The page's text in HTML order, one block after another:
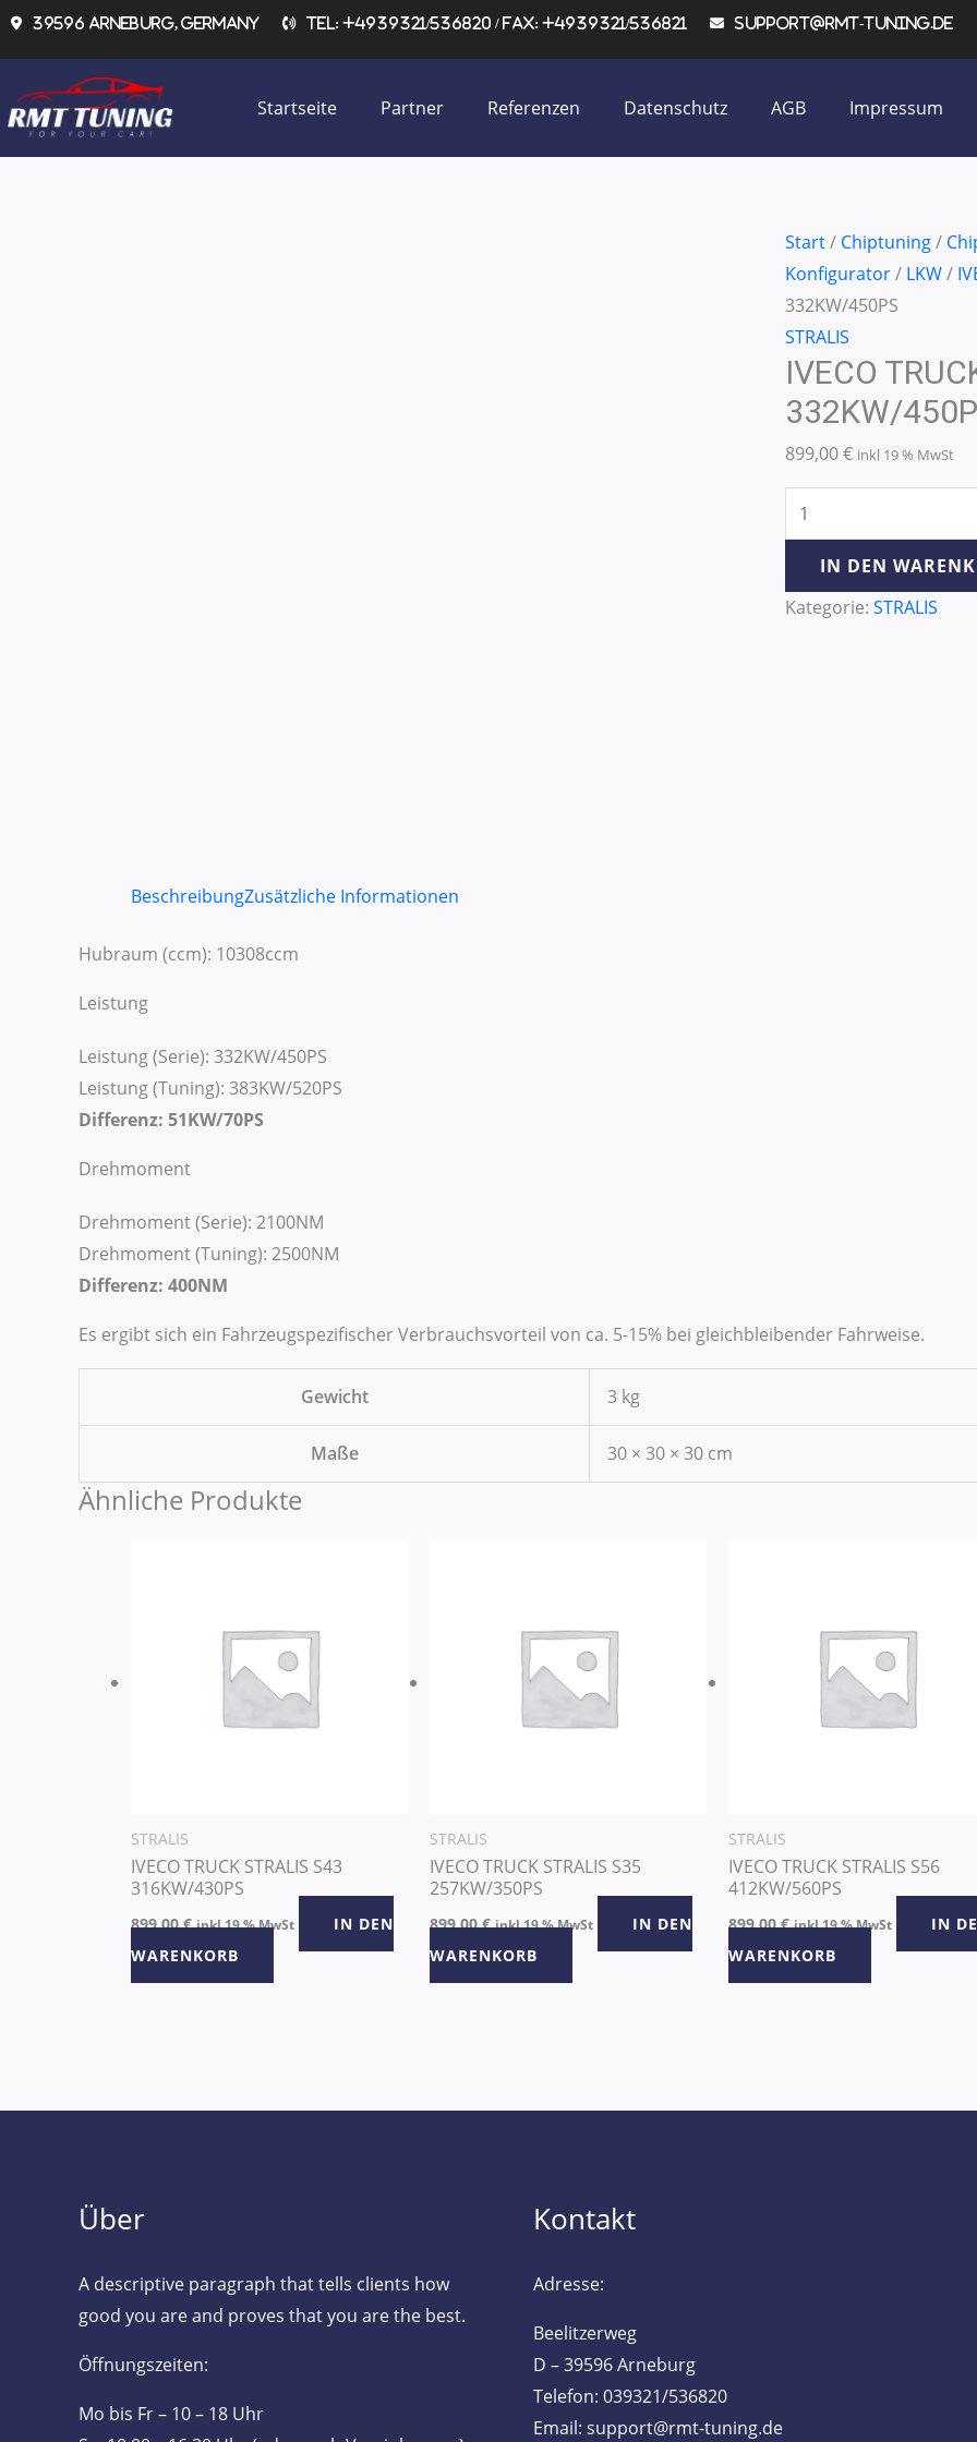
Zum39596 Arneburg, Germany Tel: +4939321/536820 / Fax: +4939321/536821 support@rmt-tuning.de
Startseite Partner Referenzen Datenschutz AGB Impressum
Start/ Chiptuning/
Konfigurator/ LKW/
332KW/450PS
STRALIS
IVECO
332KW/
899,00€ inkl 19 % MwSt
IVECO
TRUCK
STRALIS
S45
332KW/450PS
Menge
IN DEN
Kategorie: STRALIS
BeschreibungZusätzliche Informationen
Hubraum (ccm): 10308ccm
Leistung
Leistung (Serie): 332KW/450PS
Leistung (Tuning): 383KW/520PS
Differenz: 51KW/70PS
Drehmoment
Drehmoment (Serie): 2100NM
Drehmoment (Tuning): 2500NM
Differenz: 400NM
Es ergibt sich ein Fahrzeugspezifischer Verbrauchsvorteil von ca. 5-15% bei gleichbleibender Fahrweise.
Gewicht 3 kg
Maße 30 × 30 × 30 cm
Ähnliche Produkte
STRALIS
IVECO TRUCK STRALIS S43
316KW/430PS
899,00€ inkl 19 % MwSt
IN DEN
WARENKORB
STRALIS
IVECO TRUCK STRALIS S35
257KW/350PS
899,00€ inkl 19 % MwSt
IN DEN
WARENKORB
STRALIS
IVECO TRUCK STRALIS S56
412KW/560PS
899,00€ inkl 19 % MwSt
IN
WARENKORB
Über
A descriptive paragraph that tells clients how
good you are and proves that you are the best.
Öffnungszeiten:
Mo bis Fr – 10 – 18 Uhr
Kontakt
Adresse:
Beelitzerweg
D – 39596 Arneburg
Telefon: 039321/536820
Email: support@rmt-tuning.de